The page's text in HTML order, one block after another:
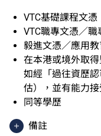
VTC基礎課程文憑
VTC職專文憑／
毅進文憑／應用
在本港或境外取
如經「過往資歷
估），並有能力
同等學歷
備註